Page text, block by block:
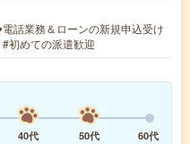
話業務＆ローンの新規申込受け
初めての派遣歓迎
40代 50代
60代